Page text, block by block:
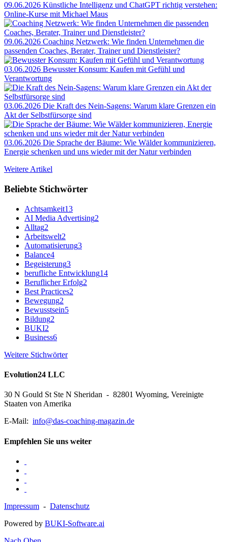
09.06.2026 Künstliche Intelligenz und ChatGPT richtig verstehen:
Online-Kurse mit Michael Maus
09.06.2026 Coaching Netzwerk: Wie finden Unternehmen die
passenden Coaches, Berater, Trainer und Dienstleister?
03.06.2026 Bewusster Konsum: Kaufen mit Gefühl und
Verantwortung
03.06.2026 Die Kraft des Nein-Sagens: Warum klare Grenzen ein
Akt der Selbstfürsorge sind
03.06.2026 Die Sprache der Bäume: Wie Wälder kommunizieren,
Energie schenken und uns wieder mit der Natur verbinden
Weitere Artikel
Beliebte Stichwörter
Achtsamkeit13
AI Media Advertising2
Alltag2
Arbeitswelt2
Automatisierung3
Balance4
Begeisterung3
berufliche Entwicklung14
Beruflicher Erfolg2
Best Practices2
Bewegung2
Bewusstsein5
Bildung2
BUKI2
Business6
Weitere Stichwörter
Evolution24 LLC
30 N Gould St Ste N Sheridan - 82801 Wyoming, Vereinigte
Staaten von Amerika
E-Mail: info@das-coaching-magazin.de
Empfehlen Sie uns weiter
Impressum - Datenschutz
Powered by BUKI-Software.ai